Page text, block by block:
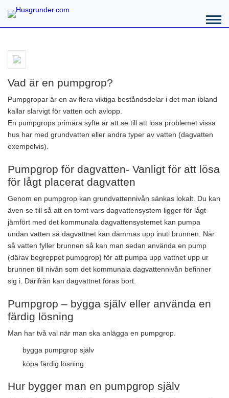
Vad är en pumpgrop?
Pumpgropar är en av flera viktiga beståndsdelar i det man ibland
kallar slarvigt för vatten och avlopp.
En pumpgrops primära syfte är att se till att lösa problemet vissa
hus har med grundvatten eller andra typer av vatten (dagvatten
exempelvis).
Pumpgrop för dagvatten- Vanligt för att lösa
för lågt placerat dagvatten
Genom en pumpgrop kan grundvattennivån sänkas lokalt. Du kan
även se till så att en tomt vars dagvattensystem ligger för lågt
jämfört med det kommunala dagvattensystemet kan pumpa
undan vatten så dagvattnet kan dämmas upp inuti brunnen. När
så vatten fyller brunnen så kan man sedan använda en pump
(därav begreppet pumpgrop) för att pumpa upp vattnet upp ur
brunnen till nivån som det kommunala dagvattennivån befinner
sig i. Därifrån kan dagvattnet föras bort.
Pumpgrop – bygga själv eller använda en
färdig lösning
Man har två val när man ska anlägga en pumpgrop.
bygga pumpgrop själv
köpa färdig lösning
Hur bygger man en pumpgrop själv